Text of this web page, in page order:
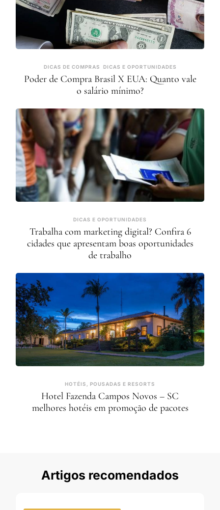
DICAS DE COMPRAS DICAS E OPORTUNIDADES
Poder de Compra Brasil X EUA: Quanto vale
o salário mínimo?
DICAS E OPORTUNIDADES
Trabalha com marketing digital? Confira 6
cidades que apresentam boas oportunidades
de trabalho
HOTÉIS, POUSADAS E RESORTS
Hotel Fazenda Campos Novos – SC
melhores hotéis em promoção de pacotes
Artigos recomendados